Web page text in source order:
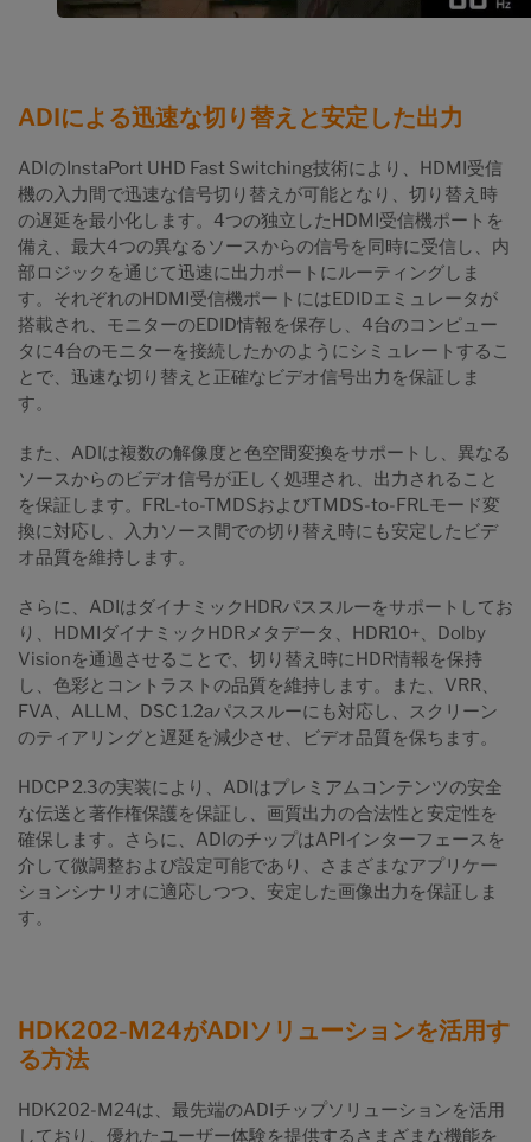
ADIによる迅速な切り替えと安定した出力
ADIのInstaPort UHD Fast Switching技術により、HDMI受信
機の入力間で迅速な信号切り替えが可能となり、切り替え時
の遅延を最小化します。4つの独立したHDMI受信機ポートを
備え、最大4つの異なるソースからの信号を同時に受信し、内
部ロジックを通じて迅速に出力ポートにルーティングしま
す。それぞれのHDMI受信機ポートにはEDIDエミュレータが
搭載され、モニターのEDID情報を保存し、4台のコンピュー
タに4台のモニターを接続したかのようにシミュレートするこ
とで、迅速な切り替えと正確なビデオ信号出力を保証しま
す。
また、ADIは複数の解像度と色空間変換をサポートし、異なる
ソースからのビデオ信号が正しく処理され、出力されること
を保証します。FRL-to-TMDSおよびTMDS-to-FRLモード変
換に対応し、入力ソース間での切り替え時にも安定したビデ
オ品質を維持します。
さらに、ADIはダイナミックHDRパススルーをサポートしてお
り、HDMIダイナミックHDRメタデータ、HDR10+、Dolby
Visionを通過させることで、切り替え時にHDR情報を保持
し、色彩とコントラストの品質を維持します。また、VRR、
FVA、ALLM、DSC 1.2aパススルーにも対応し、スクリーン
のティアリングと遅延を減少させ、ビデオ品質を保ちます。
HDCP 2.3の実装により、ADIはプレミアムコンテンツの安全
な伝送と著作権保護を保証し、画質出力の合法性と安定性を
確保します。さらに、ADIのチップはAPIインターフェースを
介して微調整および設定可能であり、さまざまなアプリケー
ションシナリオに適応しつつ、安定した画像出力を保証しま
す。
HDK202-M24がADIソリューションを活用す
る方法
HDK202-M24は、最先端のADIチップソリューションを活用
しており、優れたユーザー体験を提供するさまざまな機能を